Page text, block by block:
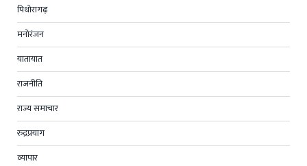
पिथोरागढ़
मनोरंजन
यातायात
राजनीति
राज्य समाचार
रुद्रप्रयाग
व्यापार